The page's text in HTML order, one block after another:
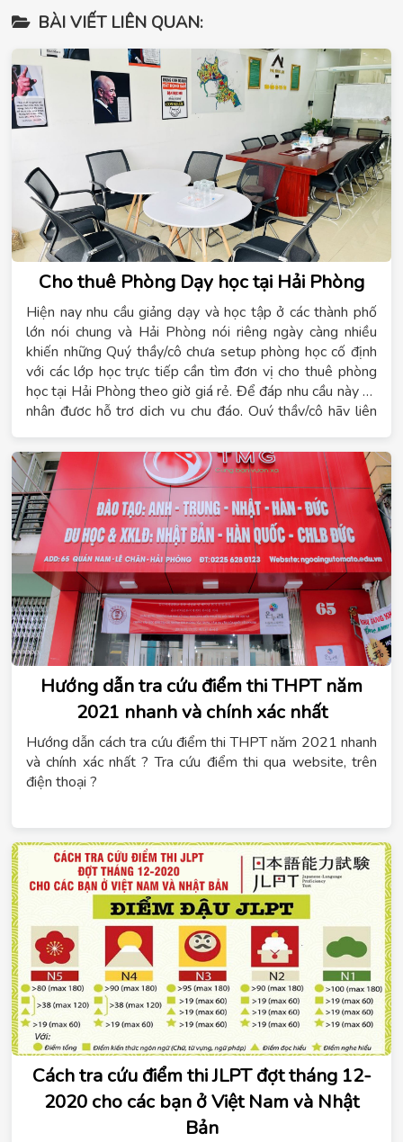
BÀI VIẾT LIÊN QUAN:
Cho thuê Phòng Dạy học tại Hải Phòng
Hiện nay nhu cầu giảng dạy và học tập ở các thành phố
lớn nói chung và Hải Phòng nói riêng ngày càng nhiều
khiến những Quý thầy/cô chưa setup phòng học cố định
với các lớp học trực tiếp cần tìm đơn vị cho thuê phòng
học tại Hải Phòng theo giờ giá rẻ. Để đáp nhu cầu này và
nhận được hỗ trợ dịch vụ chu đáo, Quý thầy/cô hãy liên
thuê phòng học theo giờ với mức giá tốt nhất và đạt
chuẩn yêu cầu về thiết bị đào tạo nghề.
Hướng dẫn tra cứu điểm thi THPT năm
2021 nhanh và chính xác nhất
Hướng dẫn cách tra cứu điểm thi THPT năm 2021 nhanh
và chính xác nhất ? Tra cứu điểm thi qua website, trên
điện thoại ?
Cách tra cứu điểm thi JLPT đợt tháng 12-
2020 cho các bạn ở Việt Nam và Nhật
Bản